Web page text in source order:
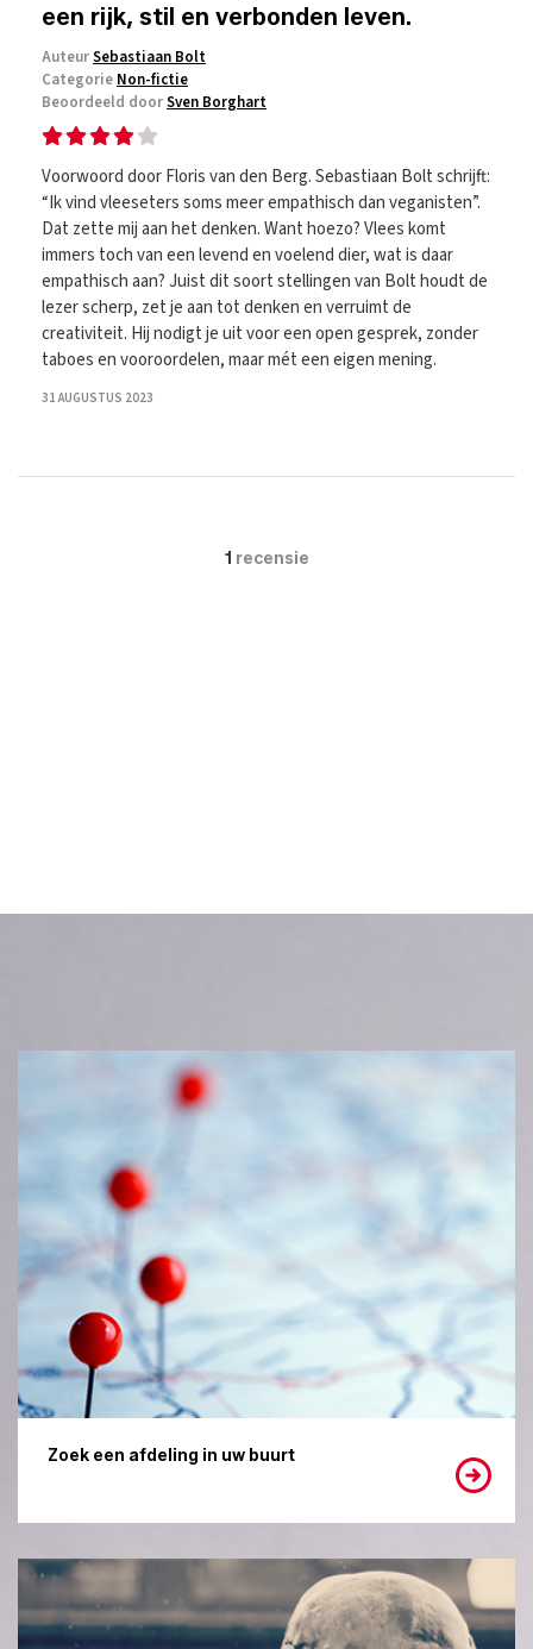
een rijk, stil en verbonden leven.
AuteurSebastiaan Bolt
Categorie Non-fictie
Beoordeeld doorSven Borghart
Voorwoord door Floris van den Berg. Sebastiaan Bolt schrijft:
“Ik vind vleeseters soms meer empathisch dan veganisten”.
Dat zette mij aan het denken. Want hoezo? Vlees komt
immers toch van een levend en voelend dier, wat is daar
empathisch aan? Juist dit soort stellingen van Bolt houdt de
lezer scherp, zet je aan tot denken en verruimt de
creativiteit. Hij nodigt je uit voor een open gesprek, zonder
taboes en vooroordelen, maar mét een eigen mening.
31 AUGUSTUS 2023
1 recensie
Zoek een afdeling in uw buurt